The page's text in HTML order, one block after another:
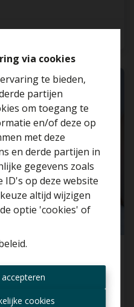
via cookies
te bieden,
partijen
om toegang te
en/of deze op
met deze
en derde partijen in
gegevens zoals
op deze website
altijd wijzigen
optie 'cookies' of
.
cookies
naar de
je huis?
op de
nieuwe